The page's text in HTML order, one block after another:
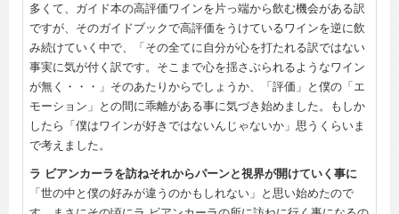
多くて、ガイド本の高評価ワインを片っ端から飲む機会がある訳
ですが、そのガイドブックで高評価をうけているワインを逆に飲
み続けていく中で、「その全てに自分が心を打たれる訳ではない
事実に気が付く訳です。そこまで心を揺さぶられるようなワイン
が無く・・・」そのあたりからでしょうか、「評価」と僕の「エ
モーション」との間に乖離がある事に気づき始めました。もしか
したら「僕はワインが好きではないんじゃないか」思うくらいま
で考えました。
ラ ビアンカーラを訪ねそれからパーンと視界が開けていく事に
「世の中と僕の好みが違うのかもしれない」と思い始めたので